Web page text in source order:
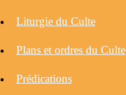
Liturgie du Culte
Plans et ordres du Culte
Prédications